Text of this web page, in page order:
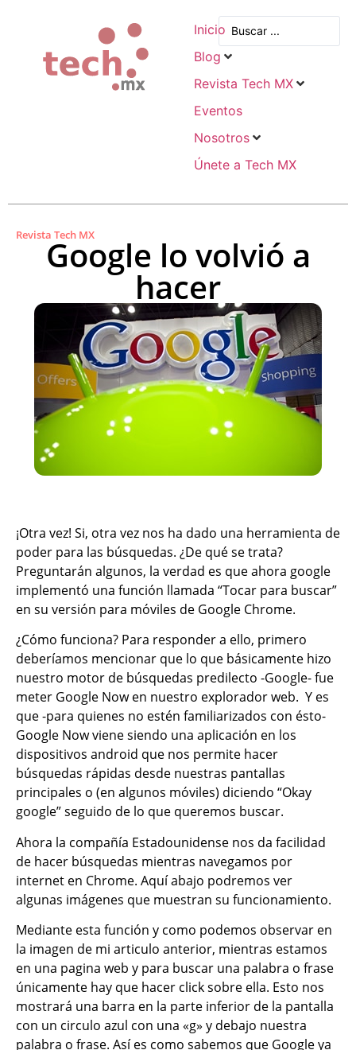
Inicio
Blog
Revista Tech MX
Eventos
Nosotros
Únete a Tech MX
Revista Tech MX
Google lo volvió a
hacer
¡Otra vez! Si, otra vez nos ha dado una herramienta de
poder para las búsquedas. ¿De qué se trata?
Preguntarán algunos, la verdad es que ahora google
implementó una función llamada “Tocar para buscar”
en su versión para móviles de Google Chrome.
¿Cómo funciona? Para responder a ello, primero
deberíamos mencionar que lo que básicamente hizo
nuestro motor de búsquedas predilecto -Google- fue
meter Google Now en nuestro explorador web. Y es
que -para quienes no estén familiarizados con ésto-
Google Now viene siendo una aplicación en los
dispositivos android que nos permite hacer
búsquedas rápidas desde nuestras pantallas
principales o (en algunos móviles) diciendo “Okay
google” seguido de lo que queremos buscar.
Ahora la compañía Estadounidense nos da facilidad
de hacer búsquedas mientras navegamos por
internet en Chrome. Aquí abajo podremos ver
algunas imágenes que muestran su funcionamiento.
Mediante esta función y como podemos observar en
la imagen de mi articulo anterior, mientras estamos
en una pagina web y para buscar una palabra o frase
únicamente hay que hacer click sobre ella. Esto nos
mostrará una barra en la parte inferior de la pantalla
con un circulo azul con una «g» y debajo nuestra
palabra o frase. Así es como sabemos que Google ya